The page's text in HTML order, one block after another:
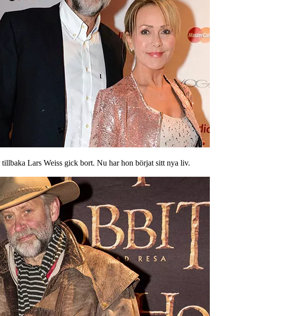
Lars Weiss gick bort. Nu har hon börjat sitt nya liv.